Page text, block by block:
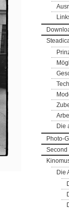
Die
Photo-
Second
Die